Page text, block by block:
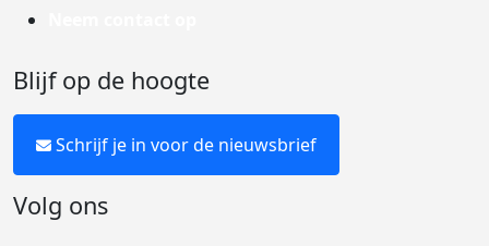
Blijf op de hoogte
Schrijf je in voor de nieuwsbrief
Volg ons